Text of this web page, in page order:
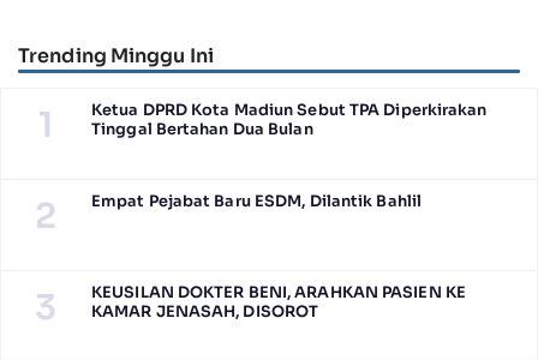
Trending Minggu Ini
1
Ketua DPRD Kota Madiun Sebut TPA Diperkirakan
Tinggal Bertahan Dua Bulan
2 Empat Pejabat Baru ESDM, Dilantik Bahlil
3
KEUSILAN DOKTER BENI, ARAHKAN PASIEN KE
KAMAR JENASAH, DISOROT